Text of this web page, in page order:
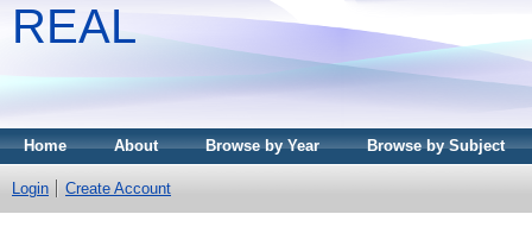
REAL
Home About Browse by Year Browse by Subject
Login Create Account